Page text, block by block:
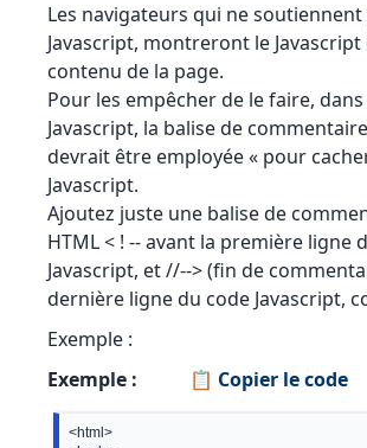
Les navigateurs qui ne soutiennent
Javascript, montreront le
contenu de la page.
Pour les empêcher de le faire,
Javascript, la balise de
devrait être employée « pour
Javascript.
Ajoutez juste une balise de
HTML < ! -- avant la première ligne
Javascript, et //--> (fin de
dernière ligne du code Javascript,
Exemple :
Exemple :
📋 Copier le code
<html>